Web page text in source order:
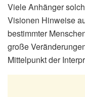
Viele Anhänger
Visionen Hinweise
bestimmter
große
Mittelpunkt der